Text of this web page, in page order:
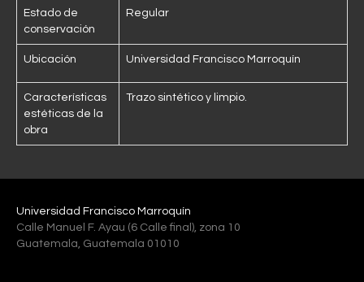
Estado de
conservación
Regular
Ubicación Universidad Francisco Marroquín
Características
estéticas de la
obra
Trazo sintético y limpio.
Universidad Francisco Marroquín
Calle Manuel F. Ayau (6 Calle final), zona 10
Guatemala, Guatemala 01010